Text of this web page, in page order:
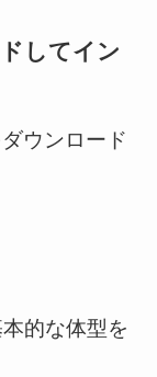
してイン
ウンロード
的な体型を